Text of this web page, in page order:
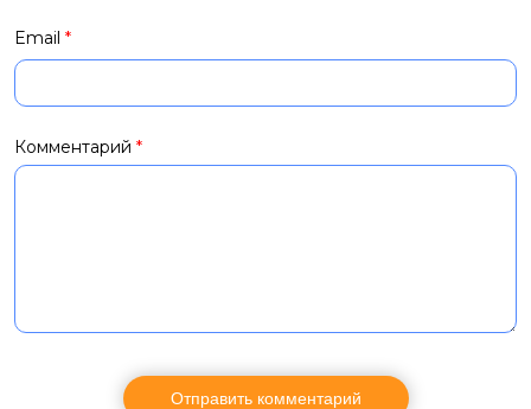
Email *
Комментарий *